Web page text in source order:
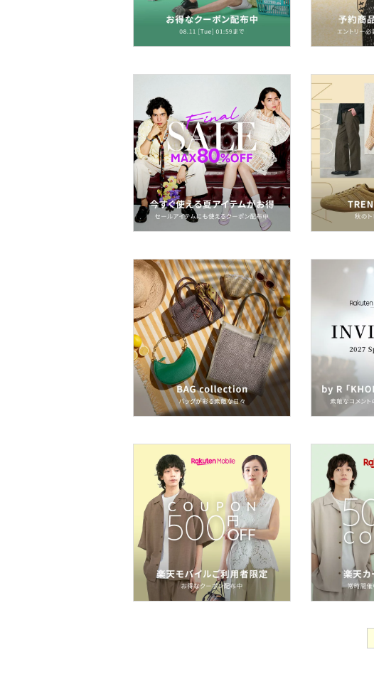
ー用品
スーツ・フォーマル
水着・スイムグッズ
着物・浴衣・和装小物
ボディケア・オーラルケ
ア
ヘアケア
食器・調理器具・キッチ
ン用品
インテリア・生活雑貨
オ機器
スポーツ・アウトドア用
文房具
福袋・ギフト・その他